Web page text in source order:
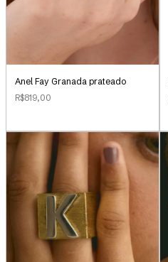
Anel Fay Granada prateado
R$819,00